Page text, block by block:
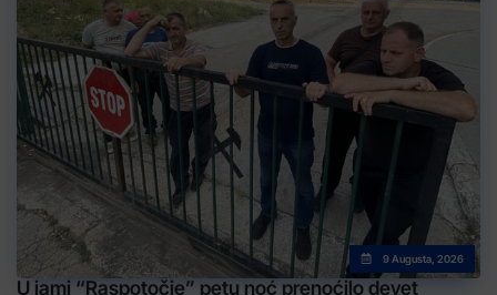
9 Augusta, 2026
U jami “Raspotočje” petu noć prenoćilo devet